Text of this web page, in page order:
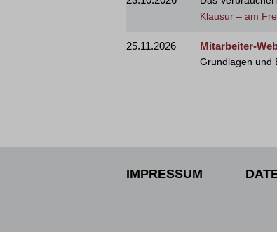
Klausur – am
25.11.2026 Mitarbeiter-
Grundlagen und
IMPRESSUM